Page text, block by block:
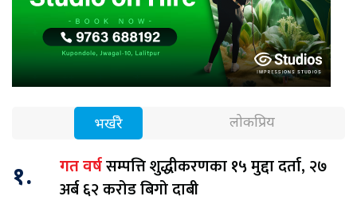
भर्खरै लोकप्रिय
१. गत वर्षसम्पत्ति शुद्धीकरणका १५ मुद्दा दर्ता, २७
अर्ब ६२ करोड बिगो दाबी